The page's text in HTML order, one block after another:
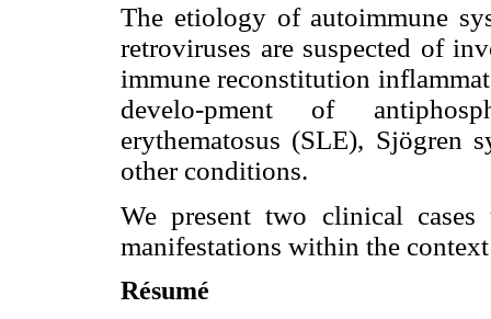
The etiology of autoimmune
retroviruses are suspected of
immune reconstitution
develo-pment of
erythematosus (SLE), Sjögren
other conditions.
We present two clinical cases
manifestations within the
Résumé